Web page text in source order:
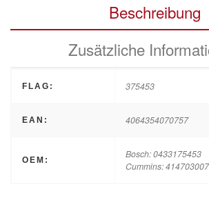
Beschreibung
Zusätzliche
FLAG: 375453
EAN: 4064354070757
OEM:
Bosch: 0433175453
Cummins: 414703007